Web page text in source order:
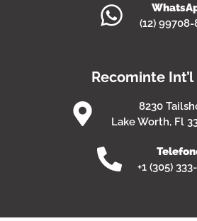
(12)
Recominte Int’l
8230
Lake Worth, Fl
+1 (305)